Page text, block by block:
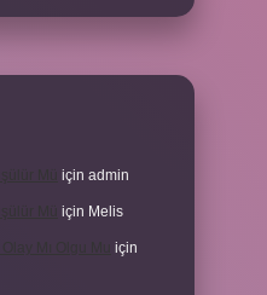
için admin
için Melis
için